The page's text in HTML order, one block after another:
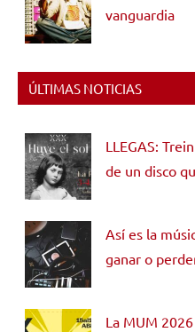
vanguardia
ÚLTIMAS NOTICIAS
LLEGAS:
de un disco
Así es la
ganar o
La MUM